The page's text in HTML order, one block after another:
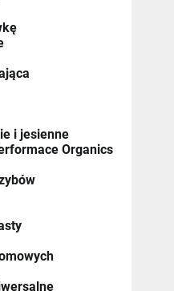
i jesienne
Organics